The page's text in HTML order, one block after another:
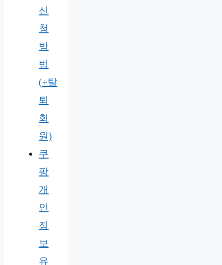
신
청
방
법
(+탈
퇴
회
원)
쿠
팡
개
인
정
보
유